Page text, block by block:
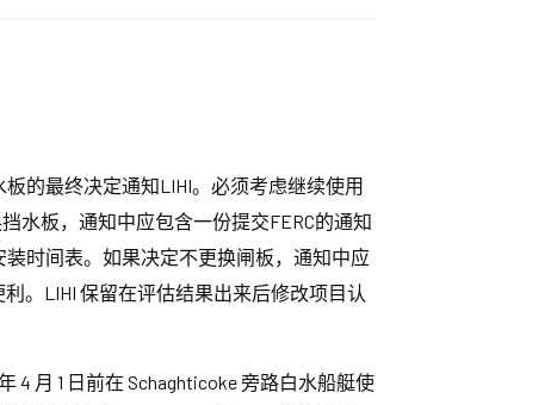
的最终决定通知LIHI。必须考虑继续使用
水板，通知中应包含一份提交FERC的通知
时间表。如果决定不更换闸板，通知中应
。LIHI 保留在评估结果出来后修改项目认
4 月 1 日前在 Schaghticoke 旁路白水船艇使